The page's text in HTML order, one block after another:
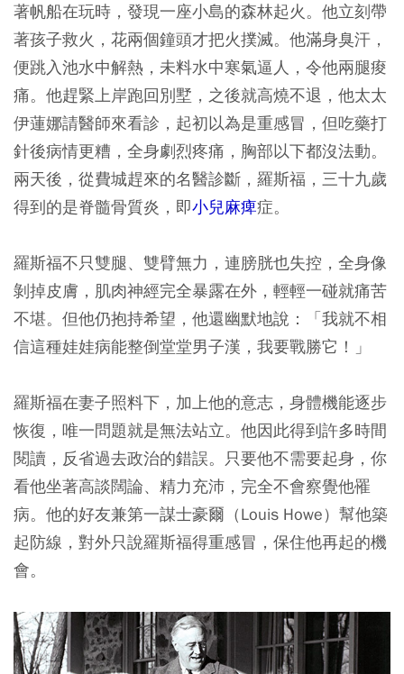
著帆船在玩時，發現一座小島的森林起火。他立刻帶
著孩子救火，花兩個鐘頭才把火撲滅。他滿身臭汗，
便跳入池水中解熱，未料水中寒氣逼人，令他兩腿痠
痛。他趕緊上岸跑回別墅，之後就高燒不退，他太太
伊蓮娜請醫師來看診，起初以為是重感冒，但吃藥打
針後病情更糟，全身劇烈疼痛，胸部以下都沒法動。
兩天後，從費城趕來的名醫診斷，羅斯福，三十九歲
得到的是脊髓骨質炎，即小兒麻痺症。
羅斯福不只雙腿、雙臂無力，連膀胱也失控，全身像
剝掉皮膚，肌肉神經完全暴露在外，輕輕一碰就痛苦
不堪。但他仍抱持希望，他還幽默地說：「我就不相
信這種娃娃病能整倒堂堂男子漢，我要戰勝它！」
羅斯福在妻子照料下，加上他的意志，身體機能逐步
恢復，唯一問題就是無法站立。他因此得到許多時間
閱讀，反省過去政治的錯誤。只要他不需要起身，你
看他坐著高談闊論、精力充沛，完全不會察覺他罹
病。他的好友兼第一謀士豪爾（Louis Howe）幫他築
起防線，對外只說羅斯福得重感冒，保住他再起的機
會。